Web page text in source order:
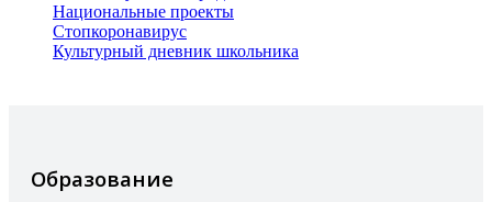
Национальные проекты
Стопкоронавирус
Культурный дневник школьника
Образование